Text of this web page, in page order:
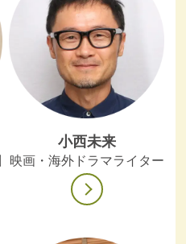
小西未来
映画・海外ドラマライター